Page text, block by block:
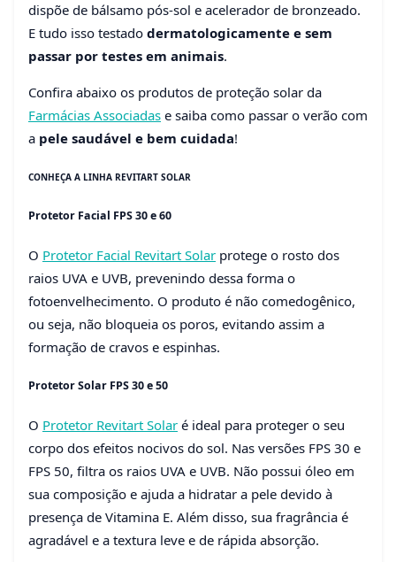
dispõe de bálsamo pós-sol e acelerador de bronzeado.
E tudo isso testado dermatologicamente e sem
passar por testes em animais.
Confira abaixo os produtos de proteção solar da
Farmácias Associadas e saiba como passar o verão com
a pele saudável e bem cuidada!
CONHEÇA A LINHA REVITART SOLAR
Protetor Facial FPS 30 e 60
O Protetor Facial Revitart Solar protege o rosto dos
raios UVA e UVB, prevenindo dessa forma o
fotoenvelhecimento. O produto é não comedogênico,
ou seja, não bloqueia os poros, evitando assim a
formação de cravos e espinhas.
Protetor Solar FPS 30 e 50
O Protetor Revitart Solar é ideal para proteger o seu
corpo dos efeitos nocivos do sol. Nas versões FPS 30 e
FPS 50, filtra os raios UVA e UVB. Não possui óleo em
sua composição e ajuda a hidratar a pele devido à
presença de Vitamina E. Além disso, sua fragrância é
agradável e a textura leve e de rápida absorção.